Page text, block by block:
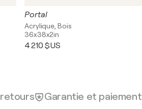
Portal
Acrylique, Bois
36x38x2in
4 210 $US
Garantie et paiement